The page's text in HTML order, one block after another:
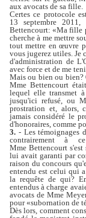
aux avocats de sa fille.
Certes ce protocole
13 septembre
Bettencourt: «Ma fille
cherche à me mettre
tout mettre en œuvre
vous jugerez utiles. Je
d'administration de
avec force et de me
Mais ou bien ou bien?
Mme Bettencourt
lequel elle transmet
jusqu'ici refusé, ou
prostration et, alors,
jamais considéré le
d'honoraires, comme
3. - Les témoignages
contrairement à
Mme Bettencourt
lui avait garanti par
raison du concours
entendu est celui qui
la requête de qui?
entendus à charge
avocats de Mme
pour «subornation de
Dès lors, comment